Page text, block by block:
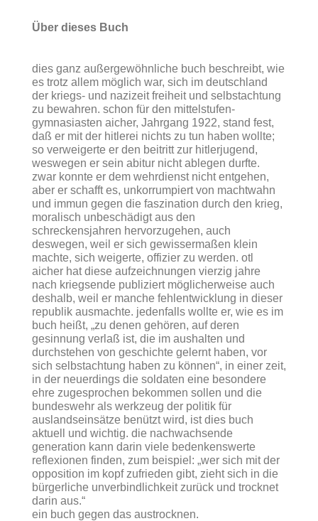
Über dieses Buch
dies ganz außergewöhnliche buch beschreibt, wie
es trotz allem möglich war, sich im deutschland
der kriegs- und nazizeit freiheit und selbstachtung
zu bewahren. schon für den mittelstufen-
gymnasiasten aicher, Jahrgang 1922, stand fest,
daß er mit der hitlerei nichts zu tun haben wollte;
so verweigerte er den beitritt zur hitlerjugend,
weswegen er sein abitur nicht ablegen durfte.
zwar konnte er dem wehrdienst nicht entgehen,
aber er schafft es, unkorrumpiert von machtwahn
und immun gegen die faszination durch den krieg,
moralisch unbeschädigt aus den
schreckensjahren hervorzugehen, auch
deswegen, weil er sich gewissermaßen klein
machte, sich weigerte, offizier zu werden. otl
aicher hat diese aufzeichnungen vierzig jahre
nach kriegsende publiziert möglicherweise auch
deshalb, weil er manche fehlentwicklung in dieser
republik ausmachte. jedenfalls wollte er, wie es im
buch heißt, „zu denen gehören, auf deren
gesinnung verlaß ist, die im aushalten und
durchstehen von geschichte gelernt haben, vor
sich selbstachtung haben zu können“, in einer zeit,
in der neuerdings die soldaten eine besondere
ehre zugesprochen bekommen sollen und die
bundeswehr als werkzeug der politik für
auslandseinsätze benützt wird, ist dies buch
aktuell und wichtig. die nachwachsende
generation kann darin viele bedenkenswerte
reflexionen finden, zum beispiel: „wer sich mit der
opposition im kopf zufrieden gibt, zieht sich in die
bürgerliche unverbindlichkeit zurück und trocknet
darin aus.“
ein buch gegen das austrocknen.